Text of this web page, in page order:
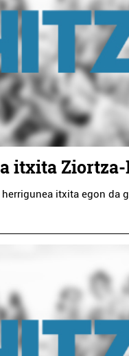
itxita
itxita egon da